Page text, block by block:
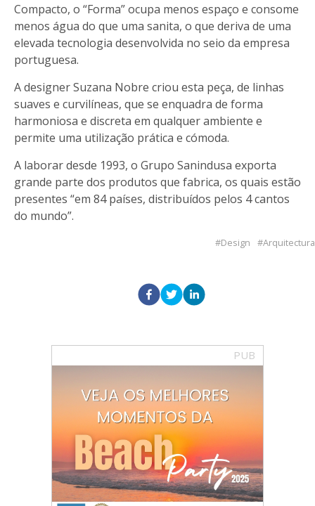
Compacto, o “Forma” ocupa menos espaço e consome
menos água do que uma sanita, o que deriva de uma
elevada tecnologia desenvolvida no seio da empresa
portuguesa.
A designer Suzana Nobre criou esta peça, de linhas
suaves e curvilíneas, que se enquadra de forma
harmoniosa e discreta em qualquer ambiente e
permite uma utilização prática e cómoda.
A laborar desde 1993, o Grupo Sanindusa exporta
grande parte dos produtos que fabrica, os quais estão
presentes “em 84 países, distribuídos pelos 4 cantos
do mundo”.
Design Arquitectura
PUB